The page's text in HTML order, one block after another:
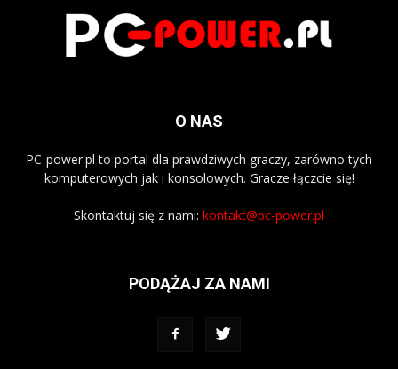
O NAS
PC-power.pl to portal dla prawdziwych graczy, zarówno tych
komputerowych jak i konsolowych. Gracze łączcie się!
Skontaktuj się z nami: kontakt@pc-power.pl
PODĄŻAJ ZA NAMI